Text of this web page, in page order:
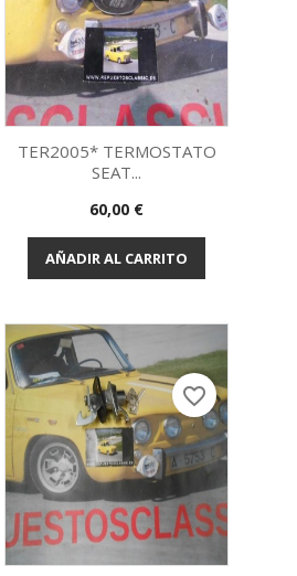
Vista rápida
TER2005* TERMOSTATO
SEAT...
Precio
60,00 €
AÑADIR AL CARRITO
favorite_border